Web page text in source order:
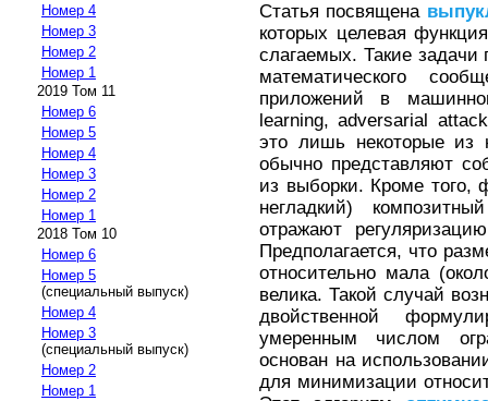
Номер 4
Номер 3
Номер 2
Номер 1
2019 Том 11
Номер 6
Номер 5
Номер 4
Номер 3
Номер 2
Номер 1
2018 Том 10
Номер 6
Номер 5
(специальный выпуск)
Номер 4
Номер 3
(специальный выпуск)
Номер 2
Номер 1
Статья посвящена
которых целевая
слагаемых. Такие задачи
математического
приложений в
learning, adversarial
это лишь некоторые
обычно представляют
из выборки. Кроме того,
негладкий)
отражают
Предполагается, что
относительно мала
велика. Такой случай
двойственной
умеренным числом
основан на
для минимизации